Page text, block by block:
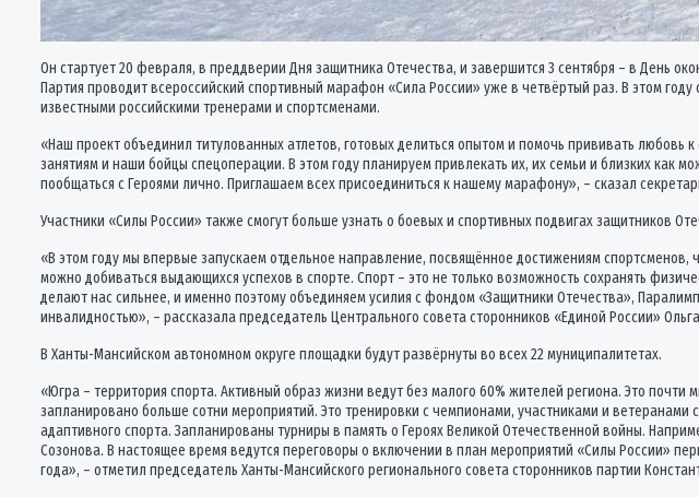
Он стартует 20 февраля, в преддверии Дня защитника Отечества, и завершится 3 сентября – в День
Партия проводит всероссийский спортивный марафон «Сила России» уже в четвёртый раз. В этом
известными российскими тренерами и спортсменами.
«Наш проект объединил титулованных атлетов, готовых делиться опытом и помочь прививать
занятиям и наши бойцы спецоперации. В этом году планируем привлекать их, их семьи и близких как
пообщаться с Героями лично. Приглашаем всех присоединиться к нашему марафону», – сказал
Участники «Силы России» также смогут больше узнать о боевых и спортивных подвигах защитников
«В этом году мы впервые запускаем отдельное направление, посвящённое достижениям
можно добиваться выдающихся успехов в спорте. Спорт – это не только возможность сохранять
делают нас сильнее, и именно поэтому объединяем усилия с фондом «Защитники Отечества»,
инвалидностью», – рассказала председатель Центрального совета сторонников «Единой России»
В Ханты-Мансийском автономном округе площадки будут развёрнуты во всех 22 муниципалитетах.
«Югра – территория спорта. Активный образ жизни ведут без малого 60% жителей региона. Это
запланировано больше сотни мероприятий. Это тренировки с чемпионами, участниками и
адаптивного спорта. Запланированы турниры в память о Героях Великой Отечественной войны.
Созонова. В настоящее время ведутся переговоры о включении в план мероприятий «Силы России»
года», – отметил председатель Ханты-Мансийского регионального совета сторонников партии